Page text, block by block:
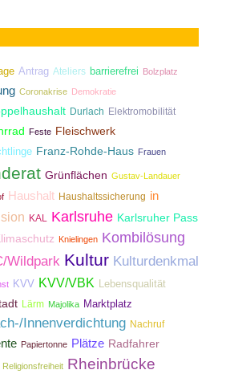
Antrag Ateliers barrierefrei Bolzplatz
Coronakrise Demokratie
Durlach Elektromobilität
Feste Fleischwerk
Franz-Rohde-Haus Frauen
Grünflächen Gustav-Landauer
Haushalt Haushaltssicherung in
KAL Karlsruhe Karlsruher Pass
Knielingen Kombilösung
Wildpark Kultur Kulturdenkmal
KVV KVV/VBK Lebensqualität
Lärm Majolika Marktplatz
Innenverdichtung Nachruf
Papiertonne Plätze Radfahrer
Religionsfreiheit Rheinbrücke